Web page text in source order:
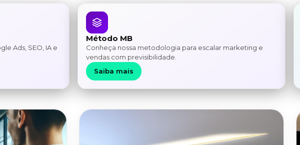
Ads, SEO, IA e
Método MB
Conheça nossa metodologia para escalar marketing e
vendas com previsibilidade.
Saiba mais